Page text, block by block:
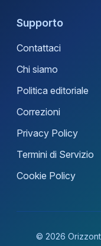
Supporto
Contattaci
Chi siamo
Politica editoriale
Correzioni
Privacy Policy
Termini di Servizio
Cookie Policy
© 2026